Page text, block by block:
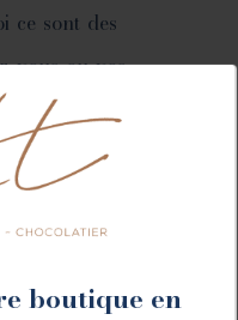
boutique en
ce sont des
vous ou vos
saison
éveillent